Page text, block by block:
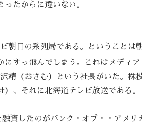
たからに違いない。
朝日の系列局である。ということは
にすっ飛んでしまう。これはメディア
靖（おさむ）という社長がいた。株
）、それに北海道テレビ放送である
資したのがバンク・オブ・・アメ